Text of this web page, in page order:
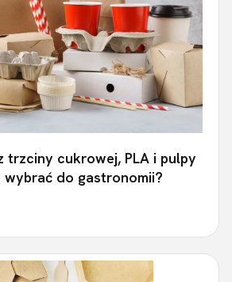
trzciny cukrowej, PLA i pulpy
do gastronomii?